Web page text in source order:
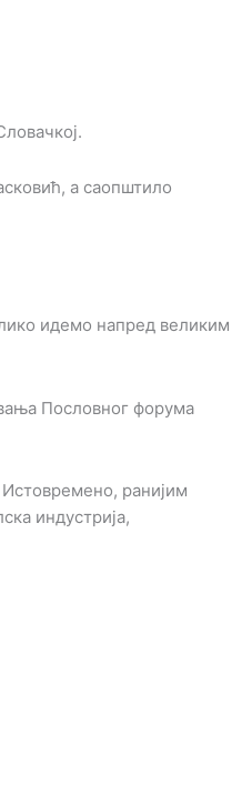
а саопштило
идемо напред великим
Пословног форума
ранијим
индустрија,